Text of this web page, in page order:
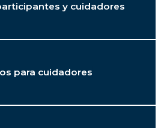
y cuidadores
para cuidadores